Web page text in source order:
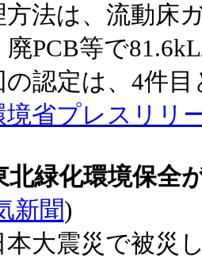
法は、流動床
廃PCB等で
認定は、4件目
境省プレスリリ
北緑化環境保
新聞)
大震災で被災